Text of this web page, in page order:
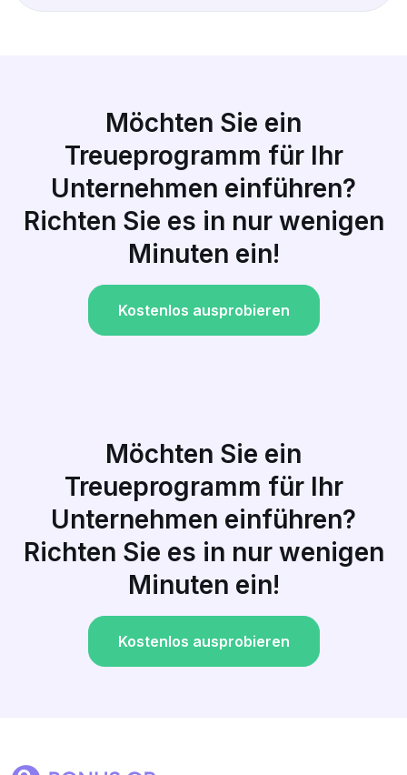
Möchten Sie ein
Treueprogramm für Ihr
Unternehmen einführen?
Richten Sie es in nur wenigen
Minuten ein!
Kostenlos ausprobieren
Möchten Sie ein
Treueprogramm für Ihr
Unternehmen einführen?
Richten Sie es in nur wenigen
Minuten ein!
Kostenlos ausprobieren